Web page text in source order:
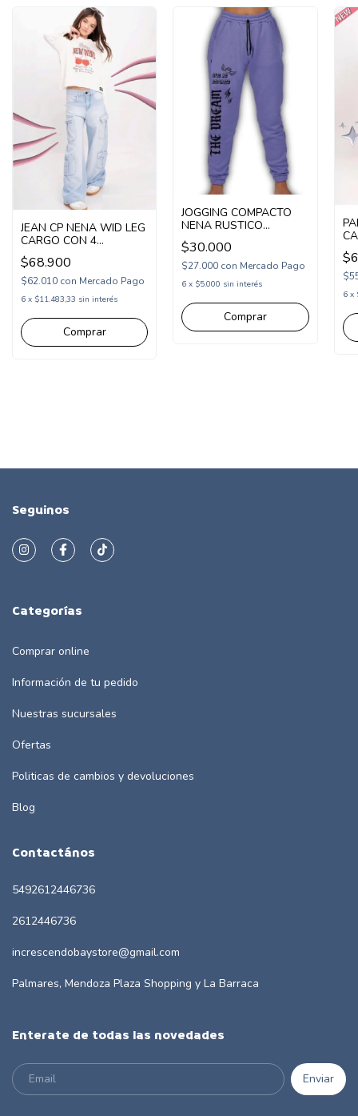
JEAN CP NENA WID LEG
CARGO CON 4
BOLSILLOS CON
FUELLES (CP252403)
$68.900
$62.010 con Mercado Pago
6 x $11.483,33 sin interés
Comprar
JOGGING COMPACTO
NENA RUSTICO
ESTAMPA THE DREAM
(COM253277)
$30.000
$27.000 con Mercado Pago
6 x $5.000 sin interés
Comprar
6 x
Seguinos
Categorías
Comprar online
Información de tu pedido
Nuestras sucursales
Ofertas
Politicas de cambios y devoluciones
Blog
Contactános
5492612446736
2612446736
increscendobaystore@gmail.com
Palmares, Mendoza Plaza Shopping y La Barraca
Enterate de todas las novedades